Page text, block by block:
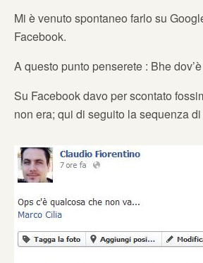
Mi è venuto spontaneo farlo su
Facebook.
A questo punto penserete : Bhe
Su Facebook davo per scontato
non era; qui di seguito la sequenza